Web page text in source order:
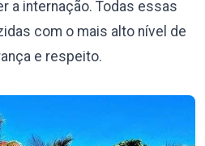
a internação. Todas essas
com o mais alto nível de
e respeito.